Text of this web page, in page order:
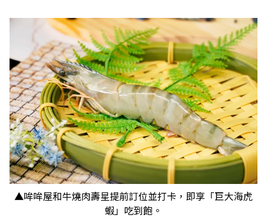
▲哞哞屋和牛燒肉壽星提前訂位並打卡，即享「巨大海虎
蝦」吃到飽。